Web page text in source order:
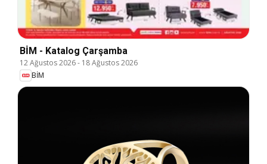
BİM - Katalog Çarşamba
12 Ağustos 2026- 18 Ağustos 2026
BİM